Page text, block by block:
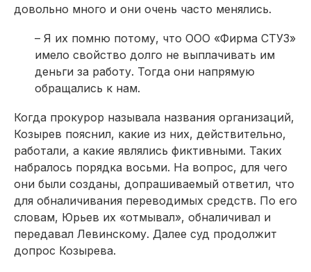
довольно много и они очень часто менялись.
– Я их помню потому, что ООО «Фирма СТУЗ»
имело свойство долго не выплачивать им
деньги за работу. Тогда они напрямую
обращались к нам.
Когда прокурор называла названия организаций,
Козырев пояснил, какие из них, действительно,
работали, а какие являлись фиктивными. Таких
набралось порядка восьми. На вопрос, для чего
они были созданы, допрашиваемый ответил, что
для обналичивания переводимых средств. По его
словам, Юрьев их «отмывал», обналичивал и
передавал Левинскому. Далее суд продолжит
допрос Козырева.